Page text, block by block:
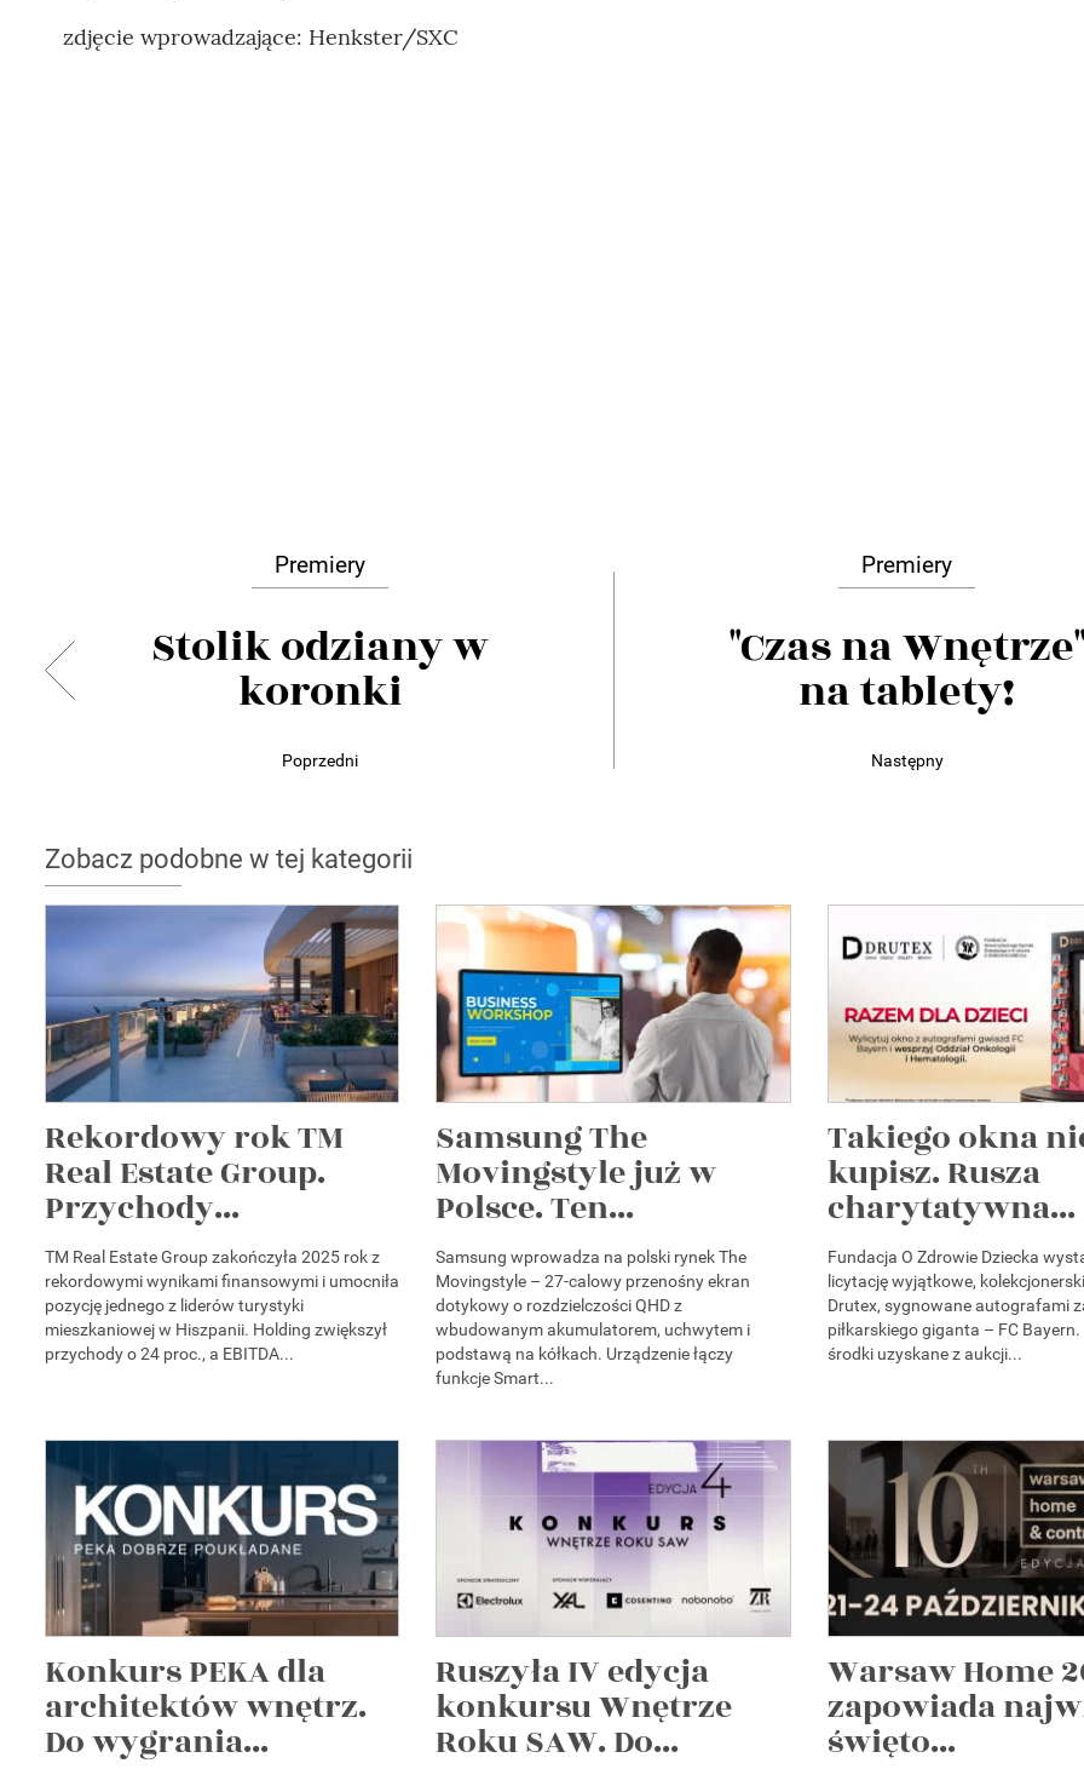
zdjęcie wprowadzające: Henkster/SXC
Premiery
Stolik odziany w
koronki
Poprzedni
Premiery
"Czas na Wnętrze"
na tablety!
Następny
Zobacz podobne w tej kategorii
Rekordowy rok TM
Real Estate Group.
Przychody...
TM Real Estate Group zakończyła 2025 rok z
rekordowymi wynikami finansowymi i umocniła
pozycję jednego z liderów turystyki
mieszkaniowej w Hiszpanii. Holding zwiększył
przychody o 24 proc., a EBITDA...
Samsung The
Movingstyle już w
Polsce. Ten...
Samsung wprowadza na polski rynek The
Movingstyle – 27-calowy przenośny ekran
dotykowy o rozdzielczości QHD z
wbudowanym akumulatorem, uchwytem i
podstawą na kółkach. Urządzenie łączy
funkcje Smart...
Takiego okna
kupisz. Rusza
charytatywna...
Fundacja O Zdrowie Dziecka
licytację wyjątkowe,
Drutex, sygnowane autografami
piłkarskiego giganta – FC
środki uzyskane z aukcji...
Konkurs PEKA dla
architektów wnętrz.
Do wygrania...
Ruszyła IV edycja
konkursu Wnętrze
Roku SAW. Do...
Warsaw Home
zapowiada
święto...